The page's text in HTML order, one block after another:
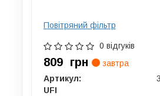
Повітряний фільтр
0 відгуків
809 грн
завтра
Артикул:
UFI